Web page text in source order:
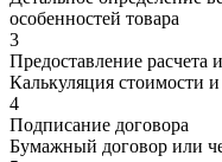
особенностей товара
3
Предоставление расчета
Калькуляция стоимости
4
Подписание договора
Бумажный договор или